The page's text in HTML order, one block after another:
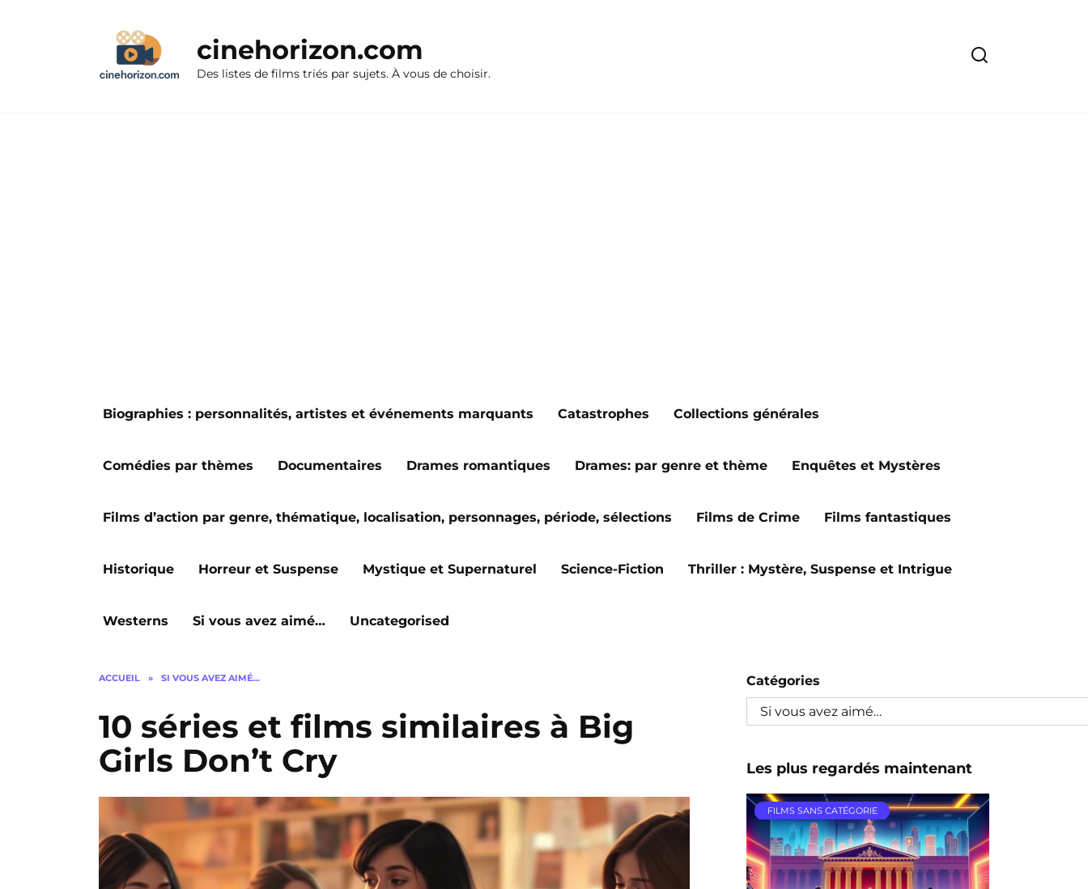
cinehorizon.com
Des listes de films triés par sujets. À vous de choisir.
Biographies : personnalités, artistes et événements marquants Catastrophes Collections générales
Comédies par thèmes Documentaires Drames romantiques Drames: par genre et thème Enquêtes et Mystères
Films d’action par genre, thématique, localisation, personnages, période, sélections Films de Crime Films fantastiques
Historique Horreur et Suspense Mystique et Supernaturel Science-Fiction Thriller : Mystère, Suspense et Intrigue
Westerns Si vous avez aimé… Uncategorised
ACCUEIL » SI VOUS AVEZ AIMÉ…
10 séries et films similaires à Big
Girls Don’t Cry
Catégories
Les plus regardés maintenant
FILMS SANS CATÉGORIE